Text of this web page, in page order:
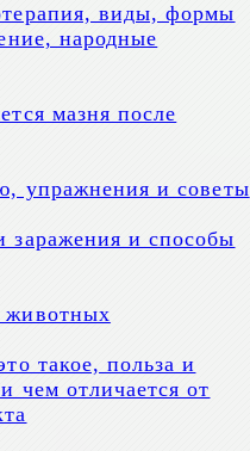
виды, формы
народные
мазня после
упражнения и советы
заражения и способы
животных
такое, польза и
чем отличается от